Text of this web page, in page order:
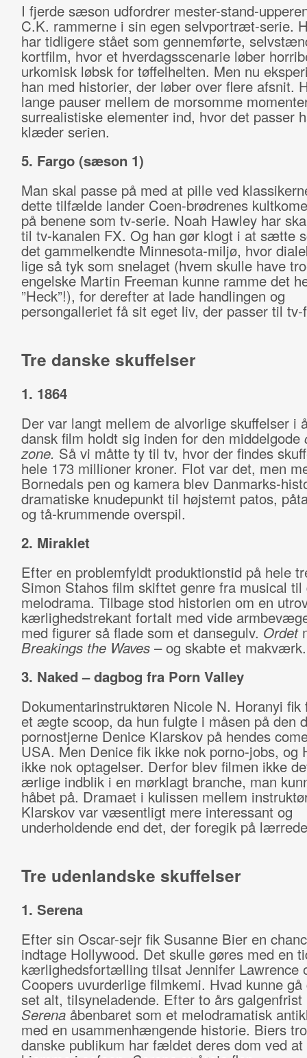
I fjerde sæson udfordrer mester-stand-
C.K. rammerne i sin egen selvportræt-serie.
har tidligere stået som gennemførte,
kortfilm, hvor et hverdagsscenarie løber
urkomisk løbsk for tøffelhelten. Men nu
han med historier, der løber over flere afsnit.
lange pauser mellem de morsomme
surrealistiske elementer ind, hvor det passer
klæder serien.
5. Fargo (sæson 1)
Man skal passe på med at pille ved
dette tilfælde lander Coen-brødrenes
på benene som tv-serie. Noah Hawley har
til tv-kanalen FX. Og han gør klogt i at sætte
det gammelkendte Minnesota-miljø, hvor
lige så tyk som snelaget (hvem skulle have
engelske Martin Freeman kunne ramme det
”Heck”!), for derefter at lade handlingen og
persongalleriet få sit eget liv, der passer til
Tre danske skuffelser
1. 1864
Der var langt mellem de alvorlige skuffelser i
dansk film holdt sig inden for den middelgode
zone. Så vi måtte ty til tv, hvor der findes
hele 173 millioner kroner. Flot var det, men
Bornedals pen og kamera blev Danmarks-
dramatiske knudepunkt til højstemt patos,
og tå-krummende overspil.
2. Miraklet
Efter en problemfyldt produktionstid på hele
Simon Stahos film skiftet genre fra musical til
melodrama. Tilbage stod historien om en
kærlighedstrekant fortalt med vide
med figurer så flade som et dansegulv. Ordet
Breakings the Waves – og skabte et makværk.
3. Naked – dagbog fra Porn Valley
Dokumentarinstruktøren Nicole N. Horanyi fik
et ægte scoop, da hun fulgte i måsen på den
pornostjerne Denice Klarskov på hendes
USA. Men Denice fik ikke nok porno-jobs, og
ikke nok optagelser. Derfor blev filmen ikke
ærlige indblik i en mørklagt branche, man
håbet på. Dramaet i kulissen mellem
Klarskov var væsentligt mere interessant og
underholdende end det, der foregik på
Tre udenlandske skuffelser
1. Serena
Efter sin Oscar-sejr fik Susanne Bier en
indtage Hollywood. Det skulle gøres med en
kærlighedsfortælling tilsat Jennifer Lawrence
Coopers uvurderlige filmkemi. Hvad kunne
set alt, tilsyneladende. Efter to års galgenfrist
Serenaåbenbaret som et melodramatisk
med en usammenhængende historie. Biers
danske publikum har fældet deres dom ved at